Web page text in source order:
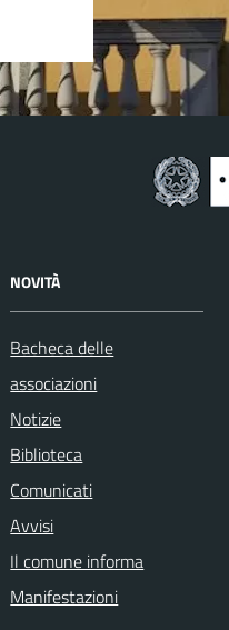
NOVITÀ
Bacheca delle
associazioni
Notizie
Biblioteca
Comunicati
Avvisi
Il comune informa
Manifestazioni